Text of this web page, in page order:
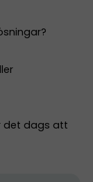
det dags att